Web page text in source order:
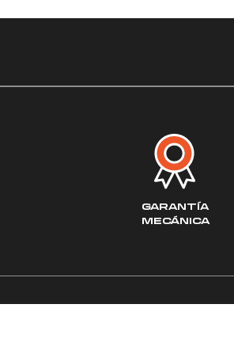
GARANTÍA
MECÁNICA